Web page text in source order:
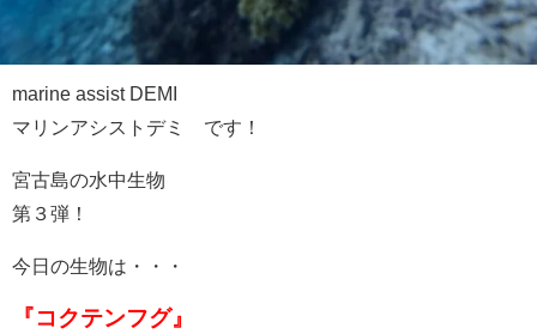
marine assist DEMI
マリンアシストデミ です！
宮古島の水中生物
第３弾！
今日の生物は・・・
『コクテンフグ』